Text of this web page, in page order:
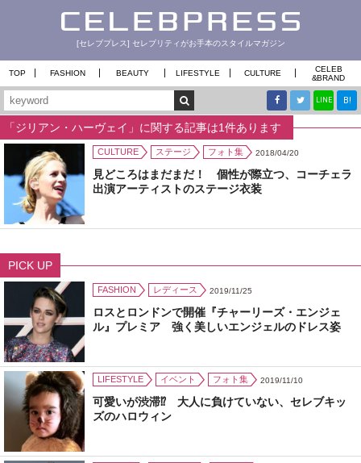
[セレブプレス] セレブリティがお手本のスタイルマガジン
TOP FASHION BEAUTY LIFESTYLE CULTURE
CELEB
&BRAND
LINE B!
「ジリアン・ハーヴェイ」に関する記事は1件あります
CULTURE ステージ フォト集 2018/04/20
見どころはまだまだ！ 個性が際立つ、コーチェラ
出演アーティストのステージ衣装
PICK UP
FASHION レディース 2019/11/25
ロスとロンドンで開催『チャーリーズ・エンジェ
ル』プレミア 強く美しいエンジェルのドレス姿
LIFESTYLE イベント フォト集 2019/11/10
可愛いが渋滞⁉ 大人に負けていない、セレブキッ
ズのハロウィン